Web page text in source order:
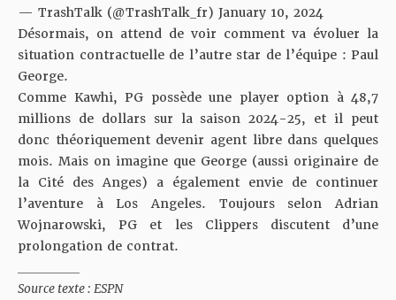
— TrashTalk (@TrashTalk_fr) January 10, 2024
Désormais, on attend de voir comment va évoluer la
situation contractuelle de l’autre star de l’équipe : Paul
George.
Comme Kawhi, PG possède une player option à 48,7
millions de dollars sur la saison 2024-25, et il peut
donc théoriquement devenir agent libre dans quelques
mois. Mais on imagine que George (aussi originaire de
la Cité des Anges) a également envie de continuer
l’aventure à Los Angeles. Toujours selon Adrian
Wojnarowski, PG et les Clippers discutent d’une
prolongation de contrat.
Source texte : ESPN